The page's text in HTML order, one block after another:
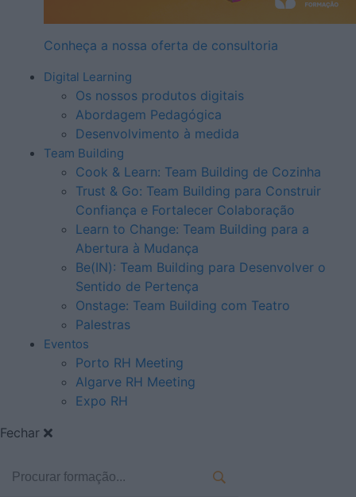
Conheça a nossa oferta de consultoria
Digital Learning
Os nossos produtos digitais
Abordagem Pedagógica
Desenvolvimento à medida
Team Building
Cook & Learn: Team Building de Cozinha
Trust & Go: Team Building para Construir
Confiança e Fortalecer Colaboração
Learn to Change: Team Building para a
Abertura à Mudança
Be(IN): Team Building para Desenvolver o
Sentido de Pertença
Onstage: Team Building com Teatro
Palestras
Eventos
Porto RH Meeting
Algarve RH Meeting
Expo RH
Fechar